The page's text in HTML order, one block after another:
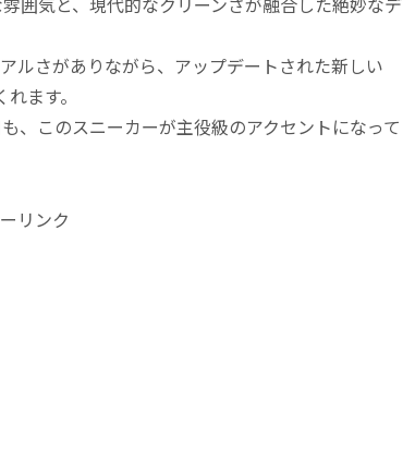
ルさがありながら、アップデートされた新しい
ます。
、このスニーカーが主役級のアクセントになって
リンク